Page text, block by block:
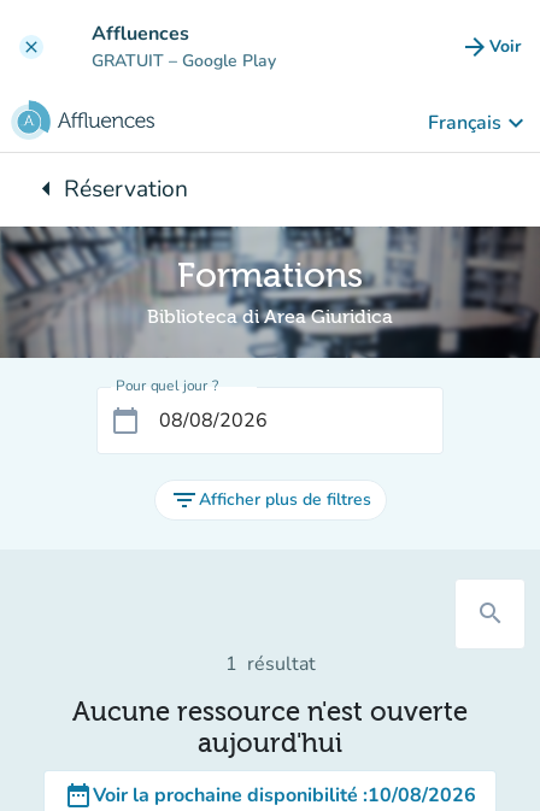
clear Affluences
GRATUIT – Google Play arrow_forward Voir
Français keyboard_arrow_down
arrow_leftRetour à :
Réservation
Formations
Biblioteca di Area Giuridica
Pour quel jour ?
calendar_today
filter_listAfficher plus de filtres
search
1 résultat
Aucune ressource n'est ouverte
aujourd'hui
date_rangeVoir la prochaine disponibilité :10/08/2026